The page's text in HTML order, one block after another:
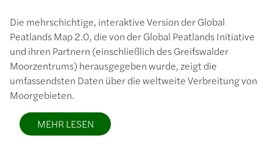
Die mehrschichtige, interaktive Version der Global
Peatlands Map 2.0, die von der Global Peatlands Initiative
und ihren Partnern (einschließlich des Greifswalder
Moorzentrums) herausgegeben wurde, zeigt die
umfassendsten Daten über die weltweite Verbreitung von
Moorgebieten.
MEHR LESEN